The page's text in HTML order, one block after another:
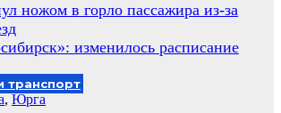
ножом в горло пассажира из-за
изменилось расписание
транспорт
, Юрга